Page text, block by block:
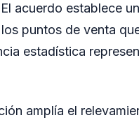
acuerdo establece
puntos de venta
estadística
amplía el